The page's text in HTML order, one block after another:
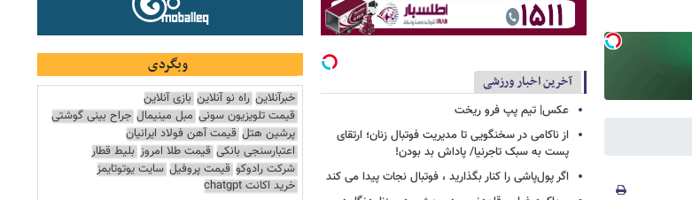
آخرین اخبار ورزشی
عکس| تیم پپ فرو ریخت
از ناکامی در سخنگویی تا مدیریت فوتبال زنان؛ ارتقای
پست به سبک تاجرنیا/ پاداش بد بودن!
اگر پول‌پاشی را کنار بگذارید ، فوتبال نجات پیدا می کند
وبگردی
خبرآنلاین راه نو آنلاین بازی آنلاین
قیمت تلویزیون سونی مبل مینیمال جراح بینی گوشتی
پرشین هتل قیمت آهن فولاد ایرانیان
اعتبارسنجی بانکی قیمت طلا امروز بلیط قطار
شرکت رادوکو قیمت پروفیل سایت یوتوتایمز
خرید اکانت chatgpt